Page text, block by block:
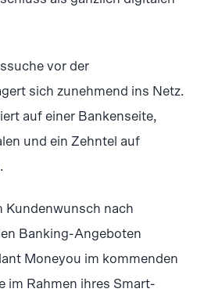
vor der
sich zunehmend ins Netz.
auf einer Bankenseite,
und ein Zehntel auf
Kundenwunsch nach
Banking-Angeboten
Moneyou im kommenden
im Rahmen ihres Smart-